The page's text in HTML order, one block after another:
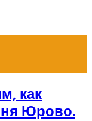
как
Юрово.